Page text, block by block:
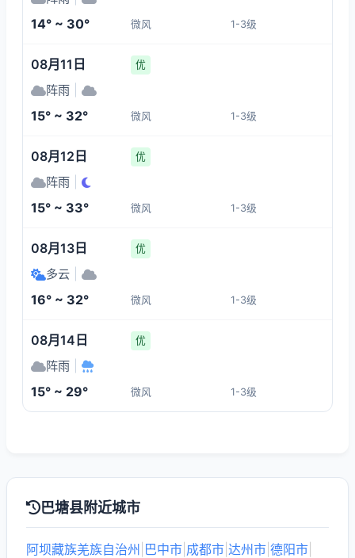
14° ~ 30° 微风 1-3级
08月11日 优
阵雨
15° ~ 32° 微风 1-3级
08月12日 优
阵雨
15° ~ 33° 微风 1-3级
08月13日 优
多云
16° ~ 32° 微风 1-3级
08月14日 优
阵雨
15° ~ 29° 微风 1-3级
巴塘县附近城市
阿坝藏族羌族自治州 巴中市 成都市 达州市 德阳市